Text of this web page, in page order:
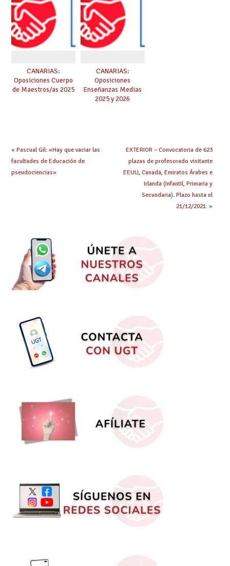
aquí
Las pruebas se
iniciarán el 21 de
junio.
CANARIAS:
Oposiciones Cuerpo
de Maestros/as 2025
CANARIAS:
Oposiciones
Enseñanzas Medias
2025 y 2026
« Pascual Gil: «Hay que vaciar las
facultades de Educación de
pseudociencias»
EXTERIOR – Convocatoria de 623
plazas de profesorado visitante
EEUU, Canadá, Emiratos Árabes e
Irlanda (Infantil, Primaria y
Secundaria). Plazo hasta el
21/12/2021.»